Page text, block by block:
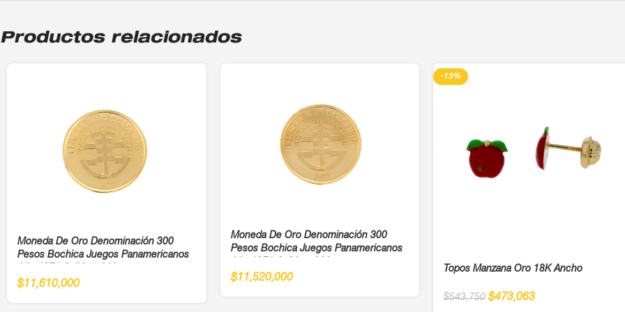
Productos relacionados
Moneda De Oro Denominación 300
Pesos Bochica Juegos Panamericanos
$11,610,000
Moneda De Oro Denominación 300
Pesos Bochica Juegos Panamericanos
$11,520,000
-13%
Topos Manzana Oro 18K Ancho
$543,750 $473,063